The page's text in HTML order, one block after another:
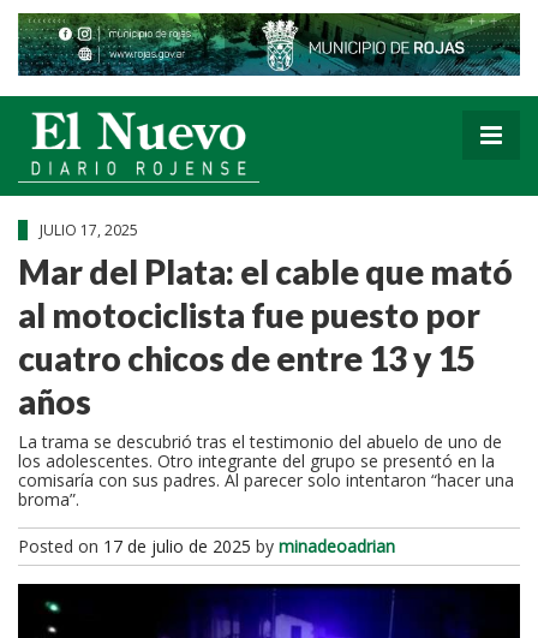
JULIO 17, 2025
Mar del Plata: el cable que mató
al motociclista fue puesto por
cuatro chicos de entre 13 y 15
años
La trama se descubrió tras el testimonio del abuelo de uno de
los adolescentes. Otro integrante del grupo se presentó en la
comisaría con sus padres. Al parecer solo intentaron “hacer una
broma”.
Posted on 17 de julio de 2025 by minadeoadrian